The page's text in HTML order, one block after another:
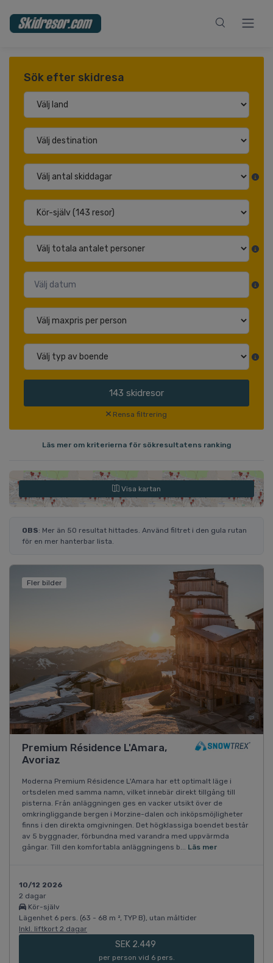
Sök efter skidresa
143 skidresor
Rensa filtrering
Läs mer om kriterierna för sökresultatens ranking
Visa kartan
OBS: Mer än 50 resultat hittades. Använd filtret i den gula rutan
för en mer hanterbar lista.
Fler bilder
Premium Résidence L'Amara,
Avoriaz
Moderna Premium Résidence L'Amara har ett optimalt läge i
ortsdelen med samma namn, vilket innebär direkt tillgång till
pisterna. Från anläggningen ges en vacker utsikt över de
omkringliggande bergen i Morzine-dalen och inköpsmöjligheter
finns i den direkta omgivningen. Det högklassiga boendet består
av 5 byggnader, förbundna med varandra med uppvärmda
gångar. Till den komfortabla anläggningens b... Läs mer
10/12 2026
2 dagar
Kör-själv
Lägenhet 6 pers. (63 - 68 m ², TYP B), utan måltider
Inkl. liftkort 2 dagar
SEK 2.449
per person vid 6 pers.